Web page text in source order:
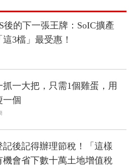
後的下一張王牌：SoIC擴產
3檔」最受惠！
抓一大把，只需1個雞蛋，用
一個
記後記得辦理節稅！「這樣
機會省下數十萬土地增值稅